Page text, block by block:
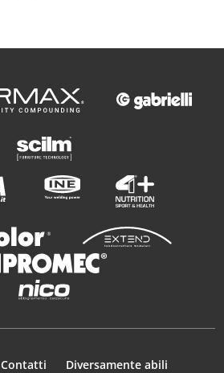
Contatti Diversamente abili